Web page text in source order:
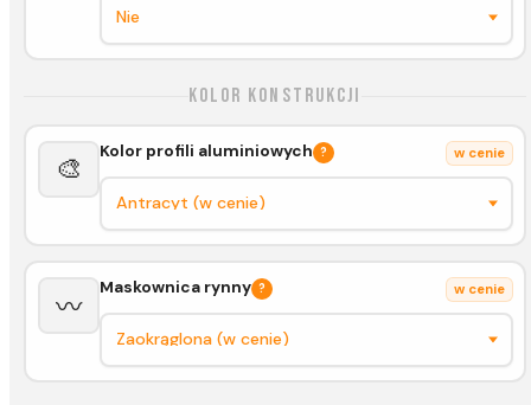
Kolor konstrukcji
🎨
Kolor profili aluminiowych ? w cenie
〰️
Maskownica rynny ? w cenie